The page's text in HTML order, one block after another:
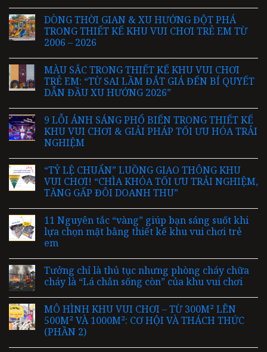
DÒNG THỜI GIAN & XU HƯỚNG ĐỘT PHÁ
TRONG THIẾT KẾ KHU VUI CHƠI TRẺ EM TỪ
2006 – 2026
MÀU SẮC TRONG THIẾT KẾ KHU VUI CHƠI
TRẺ EM: “TỪ SAI LẦM ĐẮT GIÁ ĐẾN BÍ QUYẾT
DẪN ĐẦU XU HƯỚNG 2026”
9 LỖI ÁNH SÁNG PHỔ BIẾN TRONG THIẾT KẾ
KHU VUI CHƠI & GIẢI PHÁP TỐI ƯU HÓA TRẢI
NGHIỆM
“TỶ LỆ CHUẨN” LUỒNG GIAO THÔNG KHU
VUI CHƠI! “CHÌA KHÓA TỐI ƯU TRẢI NGHIỆM,
TĂNG GẤP ĐÔI DOANH THU”
11 Nguyên tắc “vàng” giúp bạn sáng suốt khi
lựa chọn mặt bằng thiết kế khu vui chơi trẻ
em
Tưởng chỉ là thủ tục nhưng phòng cháy chữa
cháy là “Lá chắn sống còn” của khu vui chơi
MÔ HÌNH KHU VUI CHƠI – TỪ 300M² LÊN
500M² VÀ 1000M²: CƠ HỘI VÀ THÁCH THỨC
(PHẦN 2)